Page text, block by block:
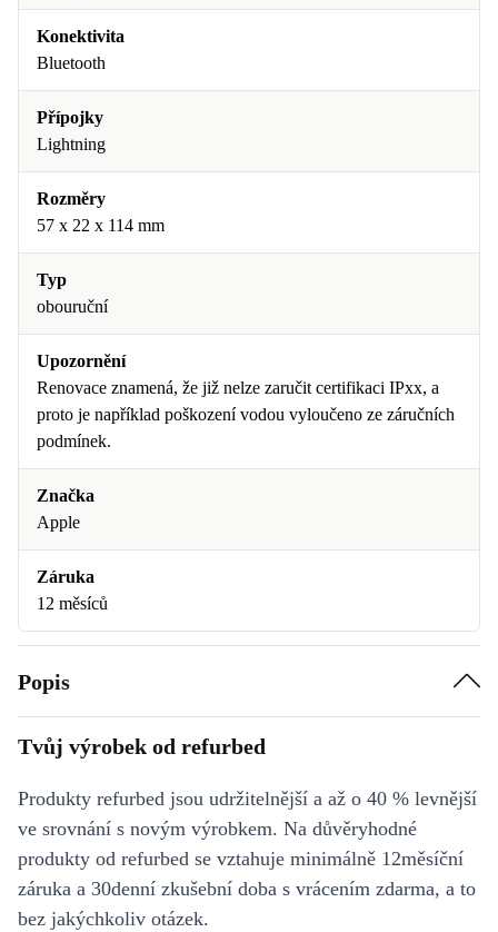
Konektivita
Bluetooth
Přípojky
Lightning
Rozměry
57 x 22 x 114 mm
Typ
obouruční
Upozornění
Renovace znamená, že již nelze zaručit certifikaci IPxx, a
proto je například poškození vodou vyloučeno ze záručních
podmínek.
Značka
Apple
Záruka
12 měsíců
Popis
Tvůj výrobek od refurbed
Produkty refurbed jsou udržitelnější a až o 40 % levnější
ve srovnání s novým výrobkem. Na důvěryhodné
produkty od refurbed se vztahuje minimálně 12měsíční
záruka a 30denní zkušební doba s vrácením zdarma, a to
bez jakýchkoliv otázek.